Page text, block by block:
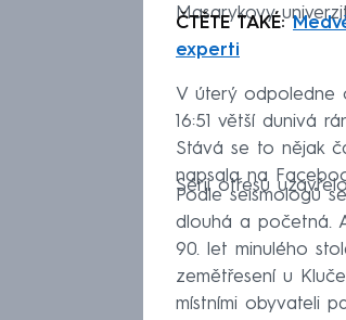
Masarykovy
ČTĚTE TAKÉ:
experti
V úterý odpoledne
16:51 větší dunivá
Stává se to nějak
napsala na
Sérii otřesů
Podle seismologů
dlouhá a početná.
90. let minulého
zemětřesení u
místními obyvateli